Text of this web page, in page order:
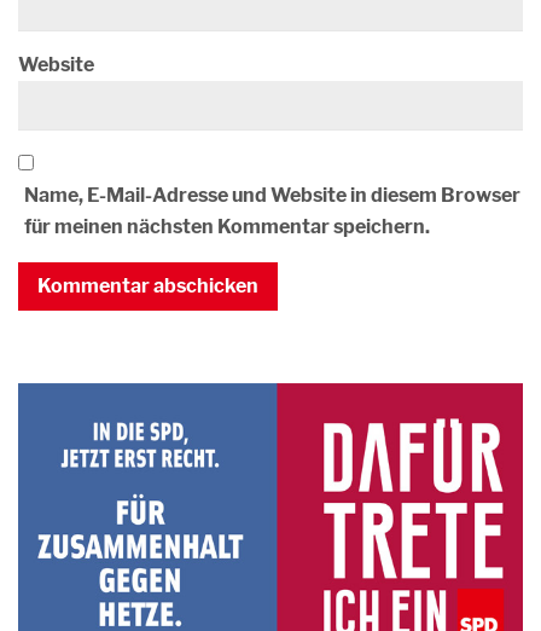
Website
Name, E-Mail-Adresse und Website in diesem Browser
für meinen nächsten Kommentar speichern.